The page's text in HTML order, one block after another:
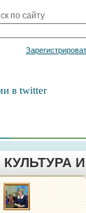
по сайту
в twitter
КУЛЬТУРА